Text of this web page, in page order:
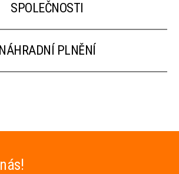
SPOLEČNOSTI
NÁHRADNÍ PLNĚNÍ
nás!